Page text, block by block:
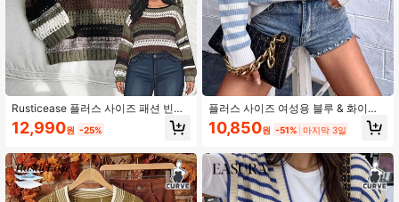
Rusticease 플러스 사이즈 패션 빈티
지 니트 홀로우 아웃 긴팔 풀오버 스웨
터 가을
12,990원 -25%
플러스 사이즈 여성용 블루 & 화이트
스트라이프 리브 커프 긴팔 크루넥 루
즈핏 짧은 니트 스웨터, 겨울 의류 여
10,850원 -51% 마지막 3일